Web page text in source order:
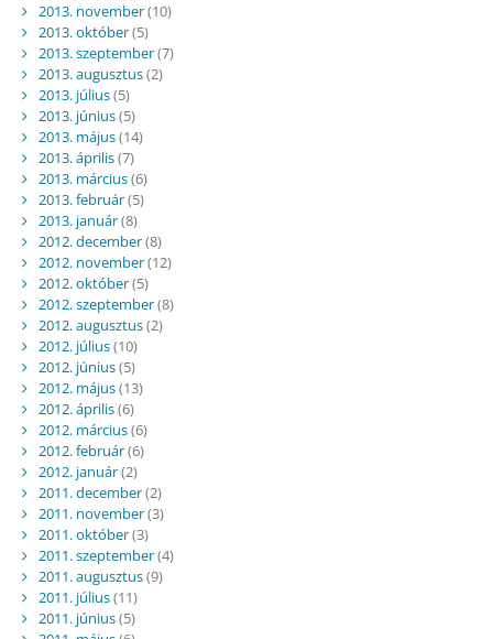
2013. november(10)
2013. október(5)
2013. szeptember(7)
2013. augusztus(2)
2013. július(5)
2013. június(5)
2013. május(14)
2013. április(7)
2013. március(6)
2013. február(5)
2013. január(8)
2012. december(8)
2012. november(12)
2012. október(5)
2012. szeptember(8)
2012. augusztus(2)
2012. július(10)
2012. június(5)
2012. május(13)
2012. április(6)
2012. március(6)
2012. február(6)
2012. január(2)
2011. december(2)
2011. november(3)
2011. október(3)
2011. szeptember(4)
2011. augusztus(9)
2011. július(11)
2011. június(5)